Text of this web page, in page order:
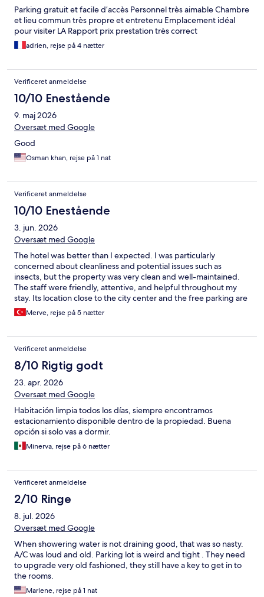
Parking gratuit et facile d’accès Personnel très aimable Chambre
et lieu commun très propre et entretenu Emplacement idéal
pour visiter LA Rapport prix prestation très correct
adrien, rejse på 4 nætter
Verificeret anmeldelse
10/10 Enestående
9. maj 2026
Oversæt med Google
Good
Osman khan, rejse på 1 nat
Verificeret anmeldelse
10/10 Enestående
3. jun. 2026
Oversæt med Google
The hotel was better than I expected. I was particularly
concerned about cleanliness and potential issues such as
insects, but the property was very clean and well-maintained.
The staff were friendly, attentive, and helpful throughout my
stay. Its location close to the city center and the free parking are
also great advantages. If you're simply looking for a clean,
comfortable, and trouble-free place to stay, I would definitely
Merve, rejse på 5 nætter
Verificeret anmeldelse
8/10 Rigtig godt
23. apr. 2026
Oversæt med Google
Habitación limpia todos los días, siempre encontramos
estacionamiento disponible dentro de la propiedad. Buena
opción si solo vas a dormir.
Minerva, rejse på 6 nætter
Verificeret anmeldelse
2/10 Ringe
8. jul. 2026
Oversæt med Google
When showering water is not draining good, that was so nasty.
A/C was loud and old. Parking lot is weird and tight . They need
to upgrade very old fashioned, they still have a key to get in to
the rooms.
Marlene, rejse på 1 nat